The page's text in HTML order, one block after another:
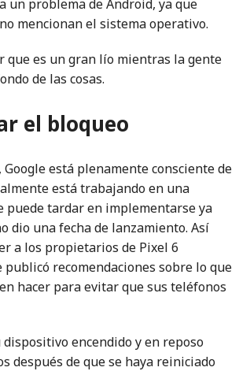
un problema de Android, ya que
mencionan el sistema operativo.
que es un gran lío mientras la gente
de las cosas.
el bloqueo
está plenamente consciente de
está trabajando en una
puede tardar en implementarse ya
dio una fecha de lanzamiento. Así
a los propietarios de Pixel 6
recomendaciones sobre lo que
hacer para evitar que sus teléfonos
encendido y en reposo
después de que se haya reiniciado